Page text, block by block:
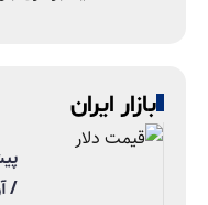
بازار ایران
/